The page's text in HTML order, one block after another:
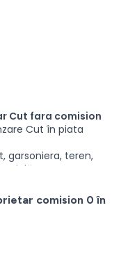
Cut fara comision
Cut în piata
garsoniera, teren,
sau o
anunțuri cu duplex
fi perfecte
direct
sau la periferie
comision 0 în